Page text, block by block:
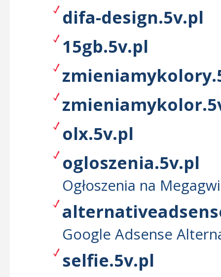
difa-design.5v.pl
15gb.5v.pl
olx.5v.pl
ogloszenia.5v.pl
Ogłoszenia na
Google Adsense
selfie.5v.pl